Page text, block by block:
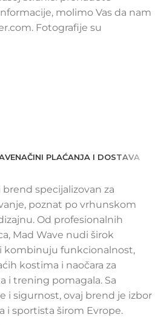
molimo Vas da nam
Fotografije su
NAČINI PLAĆANJA I DOSTAVA
specijalizovan za
poznat po vrhunskom
Od profesionalnih
Mad Wave nudi širok
kombinuju funkcionalnost,
kostima i naočara za
i trening pomagala. Sa
i sigurnost, ovaj brend je izbor
i sportista širom Evrope.